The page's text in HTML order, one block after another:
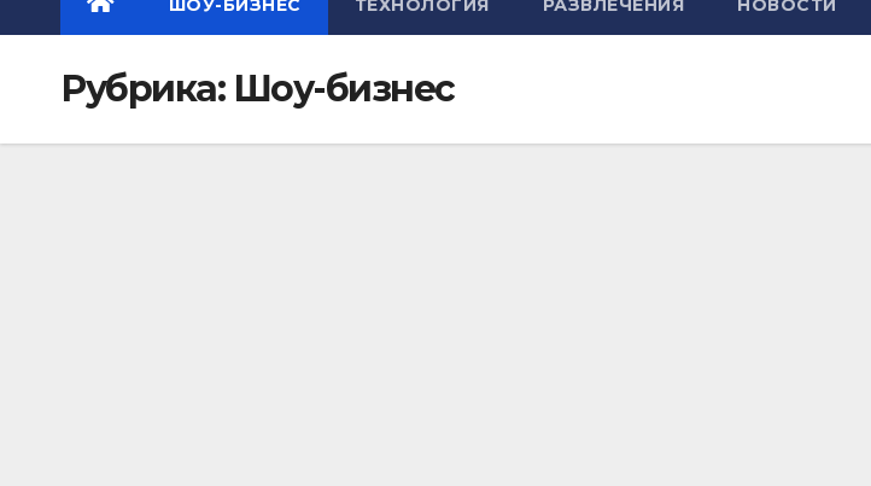
ШОУ-БИЗНЕС ТЕХНОЛОГИЯ РАЗВЛЕЧЕНИЯ НОВОСТИ
Рубрика: Шоу-бизнес